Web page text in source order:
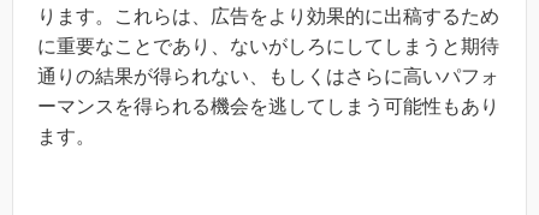
ります。これらは、広告をより効果的に出稿するため
に重要なことであり、ないがしろにしてしまうと期待
通りの結果が得られない、もしくはさらに高いパフォ
ーマンスを得られる機会を逃してしまう可能性もあり
ます。